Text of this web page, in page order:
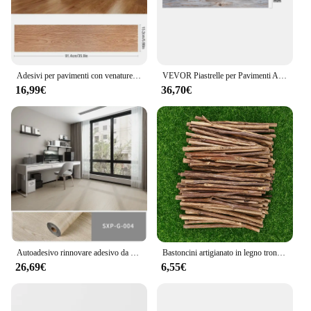
construction, this flooring solution is a must-have
for anyone seeking a stylish and practical upgrade.
16,99€ 36,70€
26,69€
Bastoncini artigianato in legno tronchi ramoscelli artigianato artigianato artigianato fai da te albero di legno betulla Driftwood tè bosso forniture puntelli per foto Stick pezzi tronchi
6,55€